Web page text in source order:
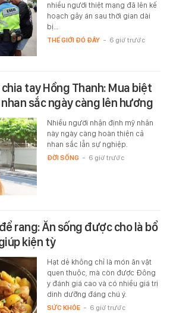
nhiều người thiệt mạng đã lên kế
hoạch gây án sau thời gian dài
bị…
THẾ GIỚI ĐÓ ĐÂY - 6 giờ trước
tay Hồng Thanh: Mua biệt
sắc ngày càng lên hương
Nhiều người nhận định mỹ nhân
này ngày càng hoàn thiện cả
nhan sắc lẫn sự nghiệp.
ĐỜI SỐNG - 6 giờ trước
rang: Ăn sống được cho là bổ
kiện tỳ
Hạt dẻ không chỉ là món ăn vặt
quen thuộc, mà còn được Đông
y đánh giá cao và có nhiều giá trị
dinh dưỡng đáng chú ý.
SỨC KHỎE - 6 giờ trước